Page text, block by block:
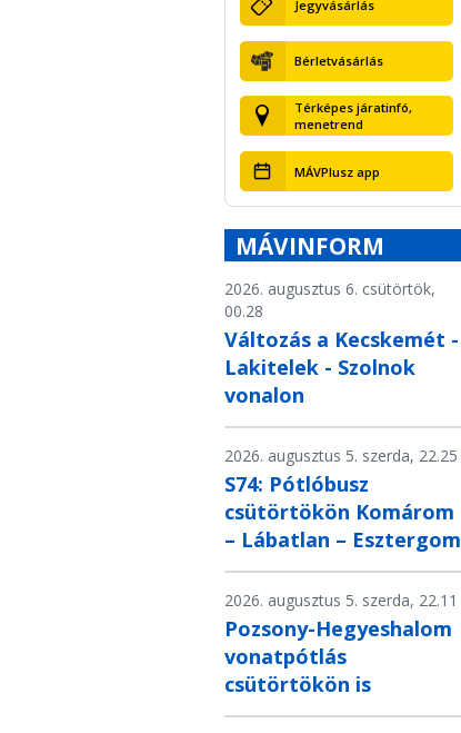
Jegyvásárlás
Bérletvásárlás
Térképes járatinfó,
menetrend
MÁVPlusz app
MÁVINFORM
2026. augusztus 6. csütörtök,
00.28
Változás a Kecskemét -
Lakitelek - Szolnok
vonalon
2026. augusztus 5. szerda, 22.25
S74: Pótlóbusz
csütörtökön Komárom
– Lábatlan – Esztergom
2026. augusztus 5. szerda, 22.11
Pozsony-Hegyeshalom
vonatpótlás
csütörtökön is